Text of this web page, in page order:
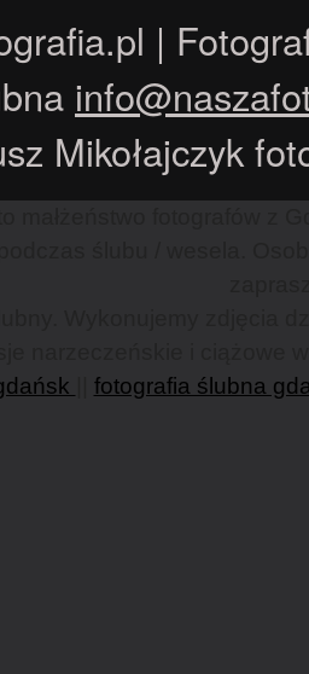
|
Mikołajczyk
fotografia ślubna